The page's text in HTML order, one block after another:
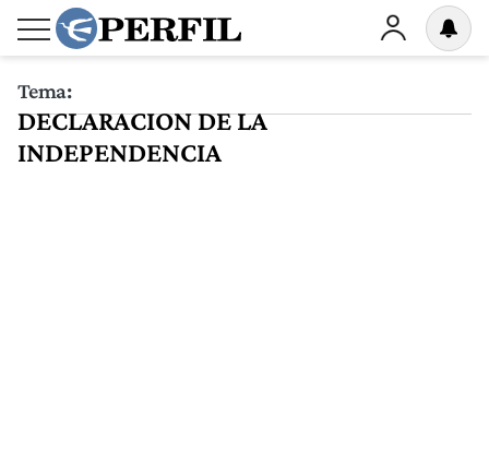
Tema:
DECLARACION DE LA
INDEPENDENCIA